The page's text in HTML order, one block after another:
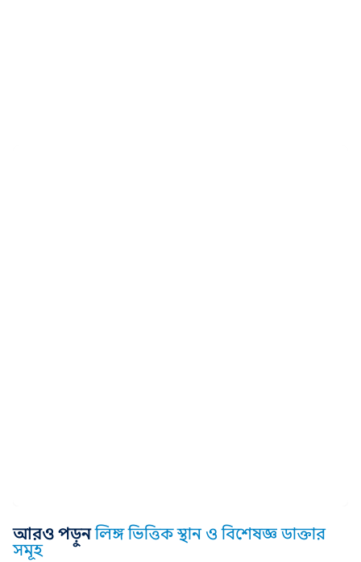
আরও পড়ুন লিঙ্গ ভিত্তিক স্থান ও বিশেষজ্ঞ ডাক্তার
সমূহ